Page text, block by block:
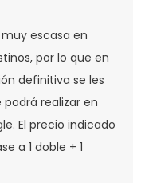
escasa en
por lo que en
definitiva se les
realizar en
El precio indicado
a 1 doble + 1